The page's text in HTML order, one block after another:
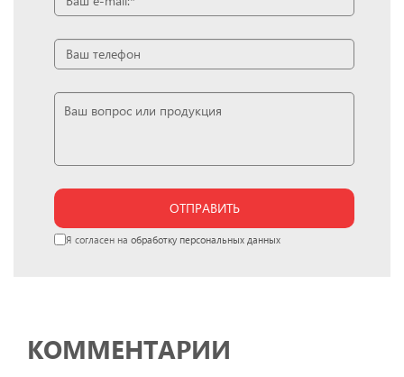
ОТПРАВИТЬ
Я согласен на обработку персональных данных
КОММЕНТАРИИ